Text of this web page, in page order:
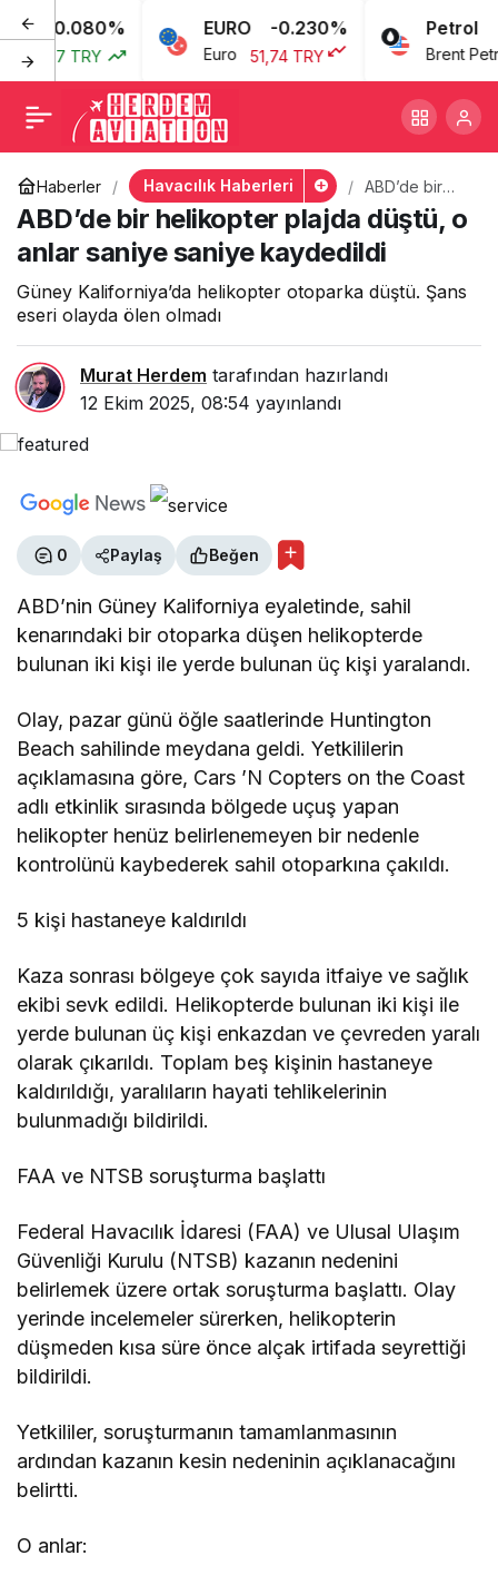
0.080%
TRY
EURO -0.230%
Euro 51,74 TRY
Petrol
Brent Petrol
Haberler Havacılık Haberleri
ABD’de bir
helikopter
plajda düştü,
o anlar saniye
saniye
kaydedildi
ABD’de bir helikopter plajda düştü, o
anlar saniye saniye kaydedildi
Güney Kaliforniya’da helikopter otoparka düştü. Şans
eseri olayda ölen olmadı
Murat Herdem tarafından hazırlandı
12 Ekim 2025, 08:54 yayınlandı
0 Paylaş Beğen
ABD’nin Güney Kaliforniya eyaletinde, sahil
kenarındaki bir otoparka düşen helikopterde
bulunan iki kişi ile yerde bulunan üç kişi yaralandı.
Olay, pazar günü öğle saatlerinde Huntington
Beach sahilinde meydana geldi. Yetkililerin
açıklamasına göre, Cars ’N Copters on the Coast
adlı etkinlik sırasında bölgede uçuş yapan
helikopter henüz belirlenemeyen bir nedenle
kontrolünü kaybederek sahil otoparkına çakıldı.
5 kişi hastaneye kaldırıldı
Kaza sonrası bölgeye çok sayıda itfaiye ve sağlık
ekibi sevk edildi. Helikopterde bulunan iki kişi ile
yerde bulunan üç kişi enkazdan ve çevreden yaralı
olarak çıkarıldı. Toplam beş kişinin hastaneye
kaldırıldığı, yaralıların hayati tehlikelerinin
bulunmadığı bildirildi.
FAA ve NTSB soruşturma başlattı
Federal Havacılık İdaresi (FAA) ve Ulusal Ulaşım
Güvenliği Kurulu (NTSB) kazanın nedenini
belirlemek üzere ortak soruşturma başlattı. Olay
yerinde incelemeler sürerken, helikopterin
düşmeden kısa süre önce alçak irtifada seyrettiği
bildirildi.
Yetkililer, soruşturmanın tamamlanmasının
ardından kazanın kesin nedeninin açıklanacağını
belirtti.
O anlar:
ABD’de bir helikopter
plajda düştü, o anlar
saniye saniye kaydedildi
+ - 0